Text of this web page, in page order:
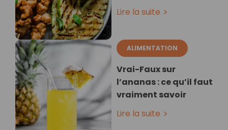
Lire la suite
ALIMENTATION
Vrai-Faux sur
l’ananas : ce qu’il faut
vraiment savoir
Lire la suite